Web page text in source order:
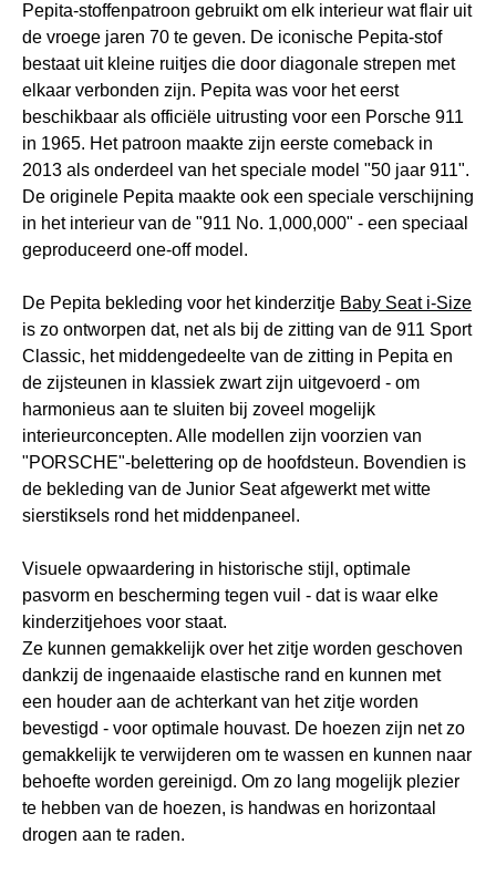
Pepita-stoffenpatroon gebruikt om elk interieur wat flair uit
de vroege jaren 70 te geven. De iconische Pepita-stof
bestaat uit kleine ruitjes die door diagonale strepen met
elkaar verbonden zijn. Pepita was voor het eerst
beschikbaar als officiële uitrusting voor een Porsche 911
in 1965. Het patroon maakte zijn eerste comeback in
2013 als onderdeel van het speciale model "50 jaar 911".
De originele Pepita maakte ook een speciale verschijning
in het interieur van de "911 No. 1,000,000" - een speciaal
geproduceerd one-off model.
De Pepita bekleding voor het kinderzitje Baby Seat i-Size
is zo ontworpen dat, net als bij de zitting van de 911 Sport
Classic, het middengedeelte van de zitting in Pepita en
de zijsteunen in klassiek zwart zijn uitgevoerd - om
harmonieus aan te sluiten bij zoveel mogelijk
interieurconcepten. Alle modellen zijn voorzien van
"PORSCHE"-belettering op de hoofdsteun. Bovendien is
de bekleding van de Junior Seat afgewerkt met witte
sierstiksels rond het middenpaneel.
Visuele opwaardering in historische stijl, optimale
pasvorm en bescherming tegen vuil - dat is waar elke
kinderzitjehoes voor staat.
Ze kunnen gemakkelijk over het zitje worden geschoven
dankzij de ingenaaide elastische rand en kunnen met
een houder aan de achterkant van het zitje worden
bevestigd - voor optimale houvast. De hoezen zijn net zo
gemakkelijk te verwijderen om te wassen en kunnen naar
behoefte worden gereinigd. Om zo lang mogelijk plezier
te hebben van de hoezen, is handwas en horizontaal
drogen aan te raden.